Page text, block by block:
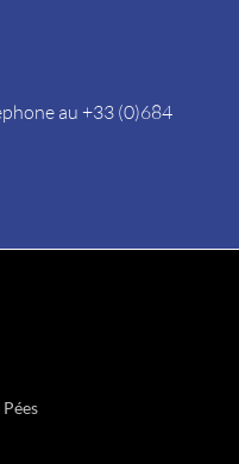
au +33 (0)684